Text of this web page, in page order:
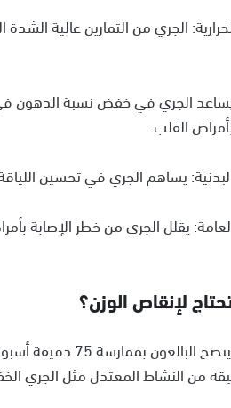
الجري من التمارين عالية
يساعد الجري في خفض نسبة
القلب.
يقلل الجري من خطر الإصابة
لإنقاص الوزن؟
التوصيات الصحية: